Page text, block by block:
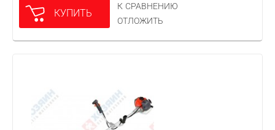
КУПИТЬ
К СРАВНЕНИЮ
ОТЛОЖИТЬ